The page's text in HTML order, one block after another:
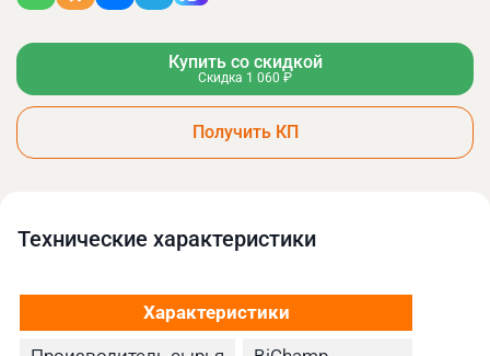
Купить со скидкой
Скидка 1 060 ₽
Получить КП
Технические xарактеристики
Характеристики